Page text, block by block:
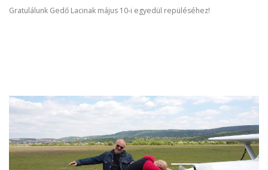
Gratulálunk Gedő Lacinak május 10-i egyedül repüléséhez!